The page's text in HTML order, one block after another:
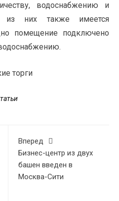
водоснабжению и
из них также имеется
помещение подключено
торги
Вперед
Бизнес-центр из двух
башен введен в
Москва-Сити